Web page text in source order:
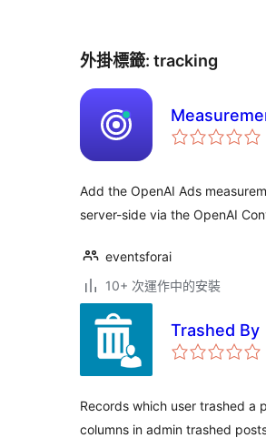
外掛標籤: tracking
Add the OpenAI Ads
server-side via the OpenAI
eventsforai
10+ 次運作中的安裝
Trashed By
Records which user trashed a
columns in admin trashed